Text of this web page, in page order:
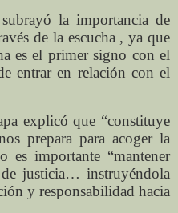
la importancia de
de la escucha , ya que
es el primer signo con el
entrar en relación con el
explicó que “constituye
prepara para acoger la
es importante “mantener
justicia… instruyéndola
y responsabilidad hacia